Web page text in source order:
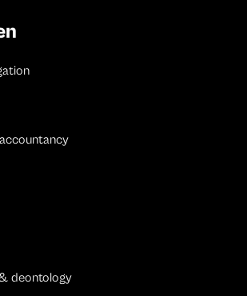
deontology